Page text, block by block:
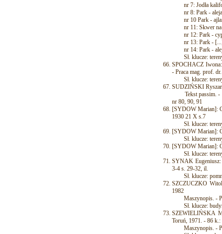
nr 7: Jodła
nr 8: Park - aleja
nr 10 Park - ajlant
nr 11: Skwer na
nr 12: Park -
nr 13: Park - [...]
nr 14: Park -
Sł. klucze:
SPOCHACZ
- Praca mag. prof.
Sł. klucze:
SUDZIŃSKI
Tekst passim. -
nr 80, 90, 91
[SYDOW Marian]:
1930 21 X s.7
Sł. klucze: tereny
[SYDOW Marian]:
Sł. klucze:
[SYDOW Marian]:
Sł. klucze: tereny
SYNAK
3-4 s. 29-32, il.
Sł. klucze:
SZCZUCZKO
1982
Maszynopis. -
Sł. klucze:
SZEWIELIŃSKA
Toruń, 1971. - 86 k.:
Maszynopis. -